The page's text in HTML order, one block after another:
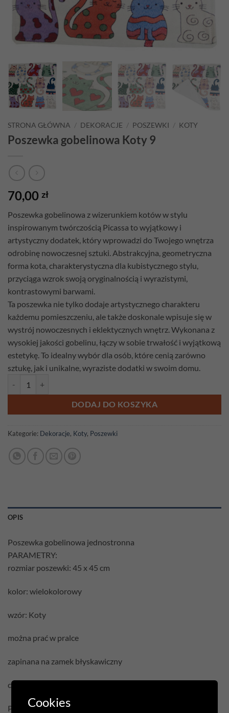
STRONA GŁÓWNA / DEKORACJE / POSZEWKI / KOTY
Poszewka gobelinowa Koty 9
70,00 zł
Poszewka gobelinowa z wizerunkiem kotów w stylu
inspirowanym twórczością Picassa to wyjątkowy i
artystyczny dodatek, który wprowadzi do Twojego wnętrza
odrobinę nowoczesnej sztuki. Abstrakcyjna, geometryczna
forma kota, charakterystyczna dla kubistycznego stylu,
przyciąga wzrok swoją oryginalnością i wyrazistymi,
kontrastowymi barwami.
Ta poszewka nie tylko dodaje artystycznego charakteru
każdemu pomieszczeniu, ale także doskonale wpisuje się w
wystrój nowoczesnych i eklektycznych wnętrz. Wykonana z
wysokiej jakości gobelinu, łączy w sobie trwałość i wyjątkową
estetykę. To idealny wybór dla osób, które cenią zarówno
sztukę, jak i unikalne, wyraziste dodatki w swoim domu.
DODAJ DO KOSZYKA
Kategorie: Dekoracje, Koty, Poszewki
OPIS
Poszewka gobelinowa jednostronna
PARAMETRY:
rozmiar poszewki: 45 x 45 cm
kolor: wielokolorowy
wzór: Koty
można prać w pralce
zapinana na zamek błyskawiczny
cena podana jest za samą poszewkę bez wypełnienia
Pielęgnacja:Cookies